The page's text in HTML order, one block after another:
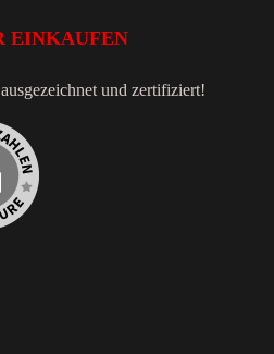
EINKAUFEN
und zertifiziert!